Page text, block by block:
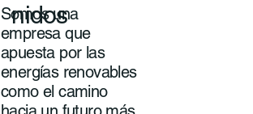
nidos
Somos una
empresa que
apuesta por las
energías renovables
como el camino